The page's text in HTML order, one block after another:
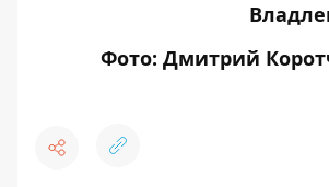
Фото: Дмитрий